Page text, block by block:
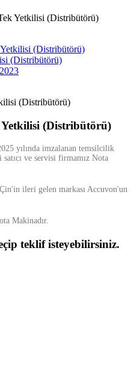
Yetkilisi (Distribütörü)
(Distribütörü)
(Distribütörü)
(Distribütörü)
yılında imzalanan temsilcilik
ve servisi firmamız Nota
ileri gelen markası Accuvon'un
Makinadır.
teklif isteyebilirsiniz.